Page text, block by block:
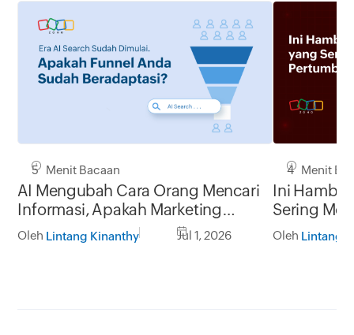
5 Menit Bacaan
AI Mengubah Cara Orang Mencari
Informasi, Apakah Marketing
Funnel Anda Masih Relevan?
Oleh Lintang Kinanthy Jul 1, 2026
4 Menit
Ini
Sering
Oleh Lintang